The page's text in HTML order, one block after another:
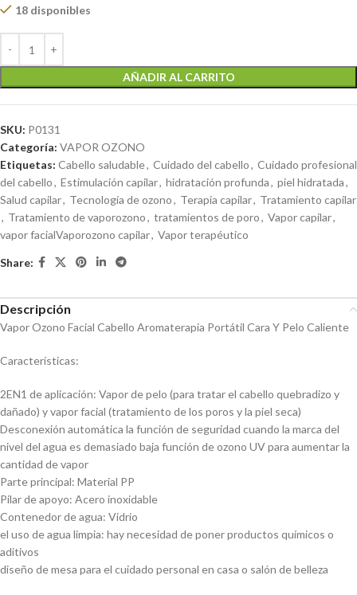
18 disponibles
AÑADIR AL CARRITO
SKU: P0131
Categoría: VAPOR OZONO
Etiquetas: Cabello saludable, Cuidado del cabello, Cuidado profesional
del cabello, Estimulación capilar, hidratación profunda, piel hidratada,
Salud capilar, Tecnología de ozono, Terapia capilar, Tratamiento capilar
, Tratamiento de vaporozono, tratamientos de poro, Vapor capilar,
vapor facialVaporozono capilar, Vapor terapéutico
Share:
Descripción
Vapor Ozono Facial Cabello Aromaterapia Portátil Cara Y Pelo Caliente
Características:
2EN1 de aplicación: Vapor de pelo (para tratar el cabello quebradizo y
dañado) y vapor facial (tratamiento de los poros y la piel seca)
Desconexión automática la función de seguridad cuando la marca del
nivel del agua es demasiado baja función de ozono UV para aumentar la
cantidad de vapor
Parte principal: Material PP
Pilar de apoyo: Acero inoxidable
Contenedor de agua: Vidrio
el uso de agua limpia: hay necesidad de poner productos químicos o
aditivos
diseño de mesa para el cuidado personal en casa o salón de belleza